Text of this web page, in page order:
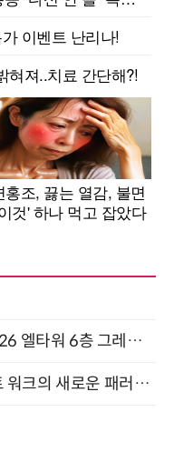
Next AI & Big Data Summit 2026 엘타워 6층 그레이스홀 개최 (9/18)
“AI와 함께 일하는 시대 ” - 스마트 워크의 새로운 패러다임 (9/11)